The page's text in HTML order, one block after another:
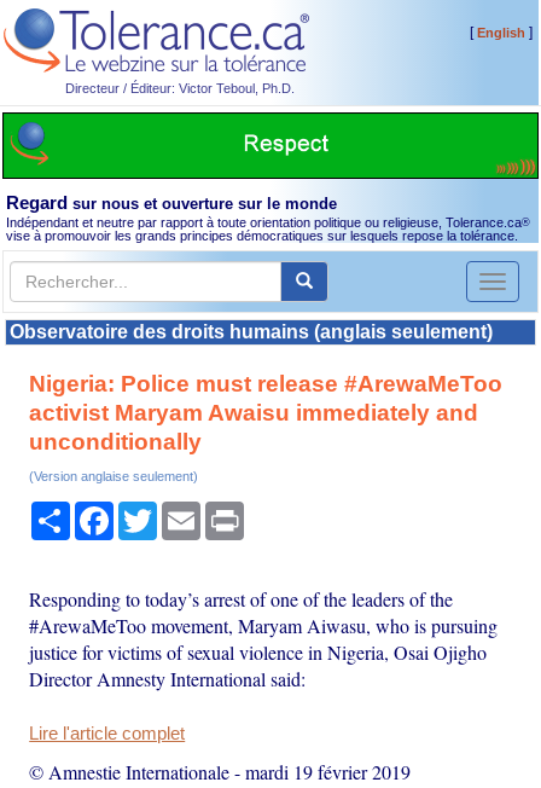
Directeur / Éditeur: Victor Teboul, Ph.D.
[English ]
Regard sur nous et ouverture sur le monde
Indépendant et neutre par rapport à toute orientation politique ou religieuse, Tolerance.ca®
vise à promouvoir les grands principes démocratiques sur lesquels repose la tolérance.
Toggle
Observatoire des droits humains (anglais seulement)
Nigeria: Police must release #ArewaMeToo
activist Maryam Awaisu immediately and
unconditionally
(Version anglaise seulement)
PartagerFacebook
TwitterEmail
Responding to today’s arrest of one of the leaders of the
#ArewaMeToo movement, Maryam Aiwasu, who is pursuing
justice for victims of sexual violence in Nigeria, Osai Ojigho
Director Amnesty International said:
Lire l'article complet
© Amnestie Internationale-mardi 19 février 2019